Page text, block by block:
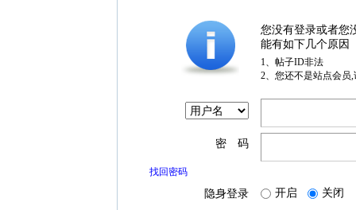
您没有登录或者您
能有如下几个原因
1、帖子ID非法
2、您还不是站点会员
密 码
找回密码
隐身登录 开启 关闭